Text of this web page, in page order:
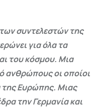
συντελεστών της
για όλα τα
του κόσμου. Μια
ανθρώπους οι οποίοι
της Ευρώπης. Μιας
την Γερμανία και